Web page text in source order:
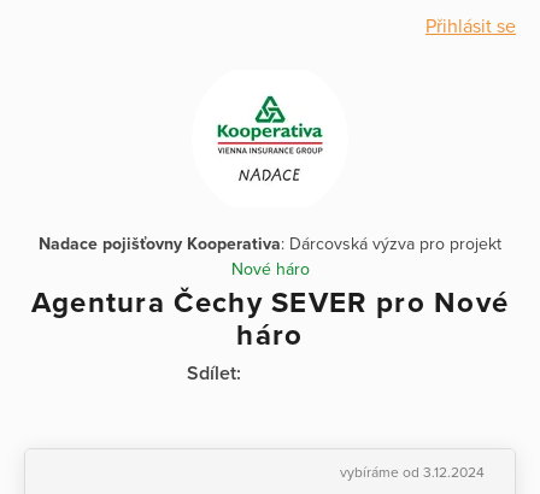
Přihlásit se
Nadace pojišťovny Kooperativa: Dárcovská výzva pro projekt
Nové háro
Agentura Čechy SEVER pro Nové
háro
Sdílet:
vybíráme od 3.12.2024